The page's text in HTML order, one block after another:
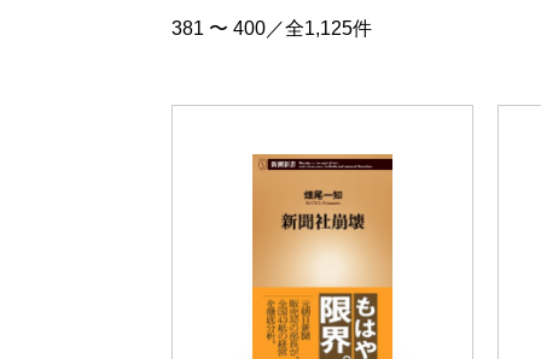
381 〜 400／全1,125件